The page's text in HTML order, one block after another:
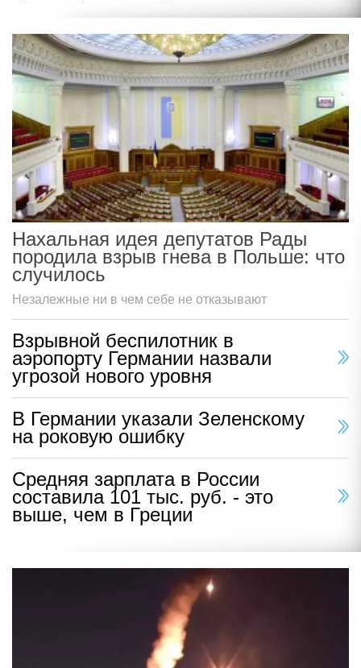
Нахальная идея депутатов Рады
породила взрыв гнева в Польше: что
случилось
Незалежные ни в чем себе не отказывают
Взрывной беспилотник в
аэропорту Германии назвали
угрозой нового уровня
В Германии указали Зеленскому
на роковую ошибку
Средняя зарплата в России
составила 101 тыс. руб. - это
выше, чем в Греции